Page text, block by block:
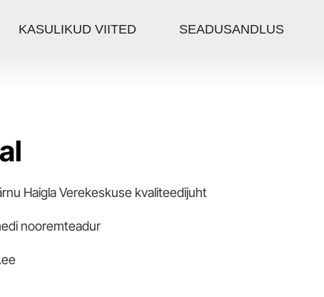
KASULIKUD VIITED SEADUSANDLUS
Haigla Verekeskuse kvaliteedijuht
nooremteadur